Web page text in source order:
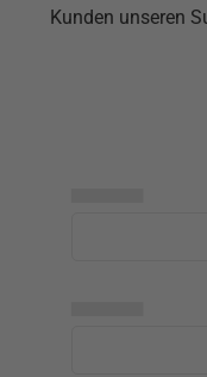
Kunden unseren